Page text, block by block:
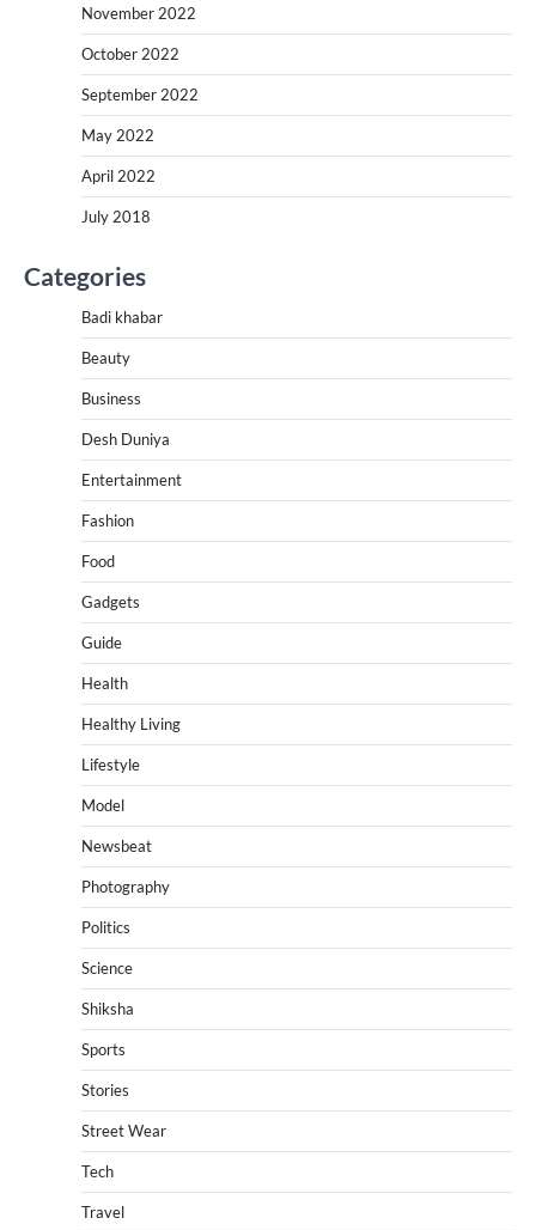
November 2022
October 2022
September 2022
May 2022
April 2022
July 2018
Categories
Badi khabar
Beauty
Business
Desh Duniya
Entertainment
Fashion
Food
Gadgets
Guide
Health
Healthy Living
Lifestyle
Model
Newsbeat
Photography
Politics
Science
Shiksha
Sports
Stories
Street Wear
Tech
Travel